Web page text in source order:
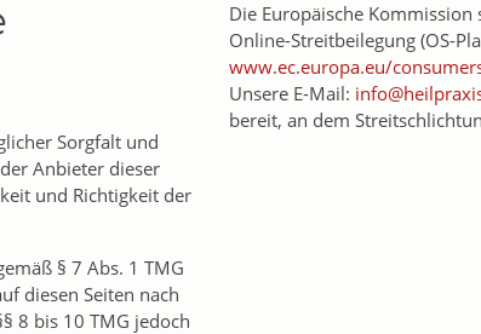
Die Europäische
Online-Streitbeilegung (OS-
www.ec.europa.eu/
Unsere E-Mail:
bereit, an dem
Sorgfalt und
Anbieter dieser
und Richtigkeit der
§ 7 Abs. 1 TMG
diesen Seiten nach
8 bis 10 TMG jedoch